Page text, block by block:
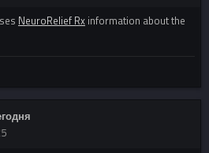
NeuroRelief Rx information about the